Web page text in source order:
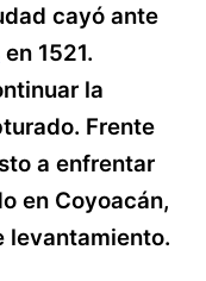
cayó ante
en 1521.
la
Frente
a enfrentar
en Coyoacán,
levantamiento.